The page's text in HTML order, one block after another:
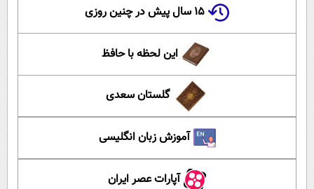
۱۵ سال پیش در چنین روزی
این لحظه با حافظ
گلستان سعدی
آموزش زبان انگلیسی
آپارات عصر ایران